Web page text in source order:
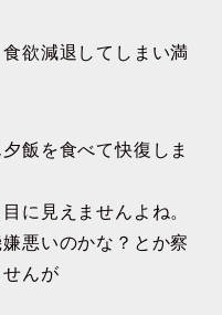
欲減退してしまい満
飯を食べて快復しま
に見えませんよね。
悪いのかな？とか察
んが